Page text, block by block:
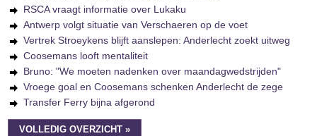
RSCA vraagt informatie over Lukaku
Antwerp volgt situatie van Verschaeren op de voet
Vertrek Stroeykens blijft aanslepen: Anderlecht zoekt uitweg
Coosemans looft mentaliteit
Bruno: "We moeten nadenken over maandagwedstrijden"
Vroege goal en Coosemans schenken Anderlecht de zege
Transfer Ferry bijna afgerond
VOLLEDIG OVERZICHT »